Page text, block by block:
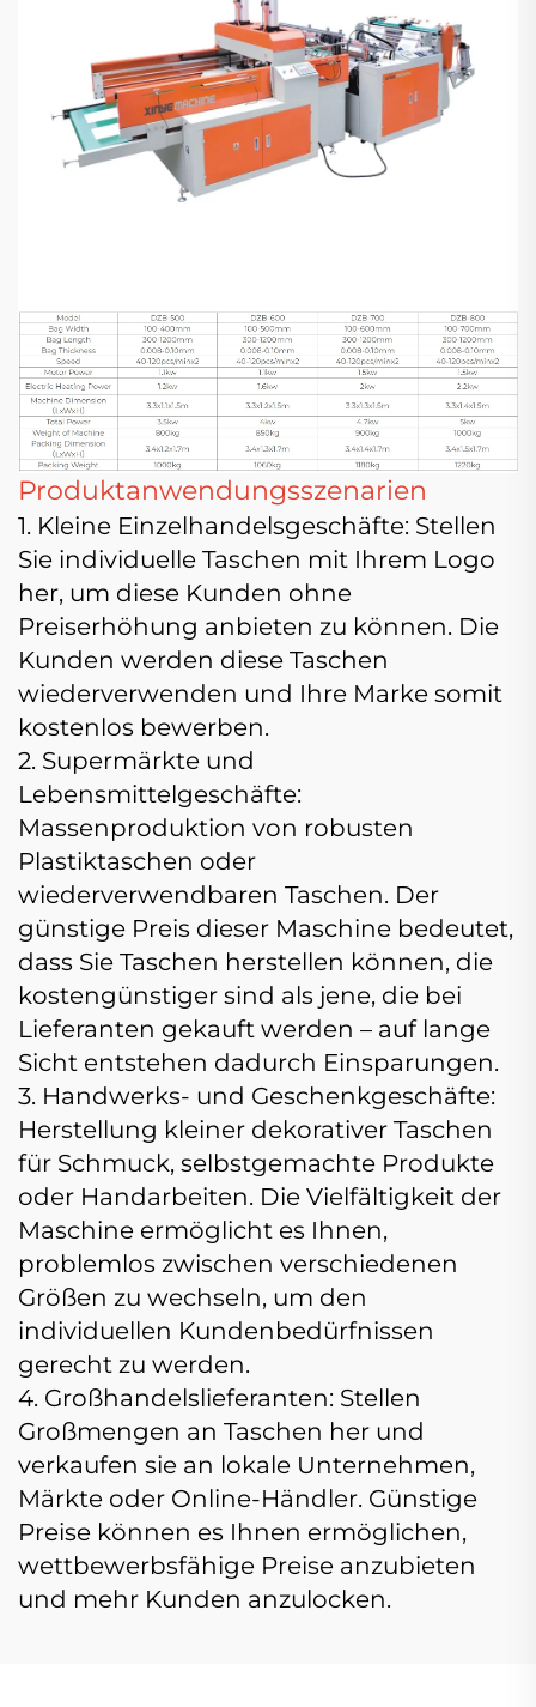
Produktanwendungsszenarien
1. Kleine Einzelhandelsgeschäfte: Stellen
Sie individuelle Taschen mit Ihrem Logo
her, um diese Kunden ohne
Preiserhöhung anbieten zu können. Die
Kunden werden diese Taschen
wiederverwenden und Ihre Marke somit
kostenlos bewerben.
2. Supermärkte und
Lebensmittelgeschäfte:
Massenproduktion von robusten
Plastiktaschen oder
wiederverwendbaren Taschen. Der
günstige Preis dieser Maschine bedeutet,
dass Sie Taschen herstellen können, die
kostengünstiger sind als jene, die bei
Lieferanten gekauft werden – auf lange
Sicht entstehen dadurch Einsparungen.
3. Handwerks- und Geschenkgeschäfte:
Herstellung kleiner dekorativer Taschen
für Schmuck, selbstgemachte Produkte
oder Handarbeiten. Die Vielfältigkeit der
Maschine ermöglicht es Ihnen,
problemlos zwischen verschiedenen
Größen zu wechseln, um den
individuellen Kundenbedürfnissen
gerecht zu werden.
4. Großhandelslieferanten: Stellen
Großmengen an Taschen her und
verkaufen sie an lokale Unternehmen,
Märkte oder Online-Händler. Günstige
Preise können es Ihnen ermöglichen,
wettbewerbsfähige Preise anzubieten
und mehr Kunden anzulocken.